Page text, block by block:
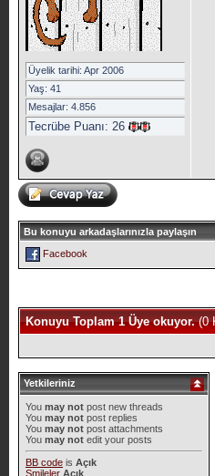
Üyelik tarihi: Apr 2006
Yaş: 41
Mesajlar: 4.856
Tecrübe Puanı: 26
Bu konuyu arkadaşlarınızla paylaşın
Facebook
Konuyu Toplam 1 Üye okuyor.(0
Yetkileriniz
You may notpost new threads
You may notpost replies
You may notpost attachments
You may notedit your posts
BB codeis Açık
Smileler Açık